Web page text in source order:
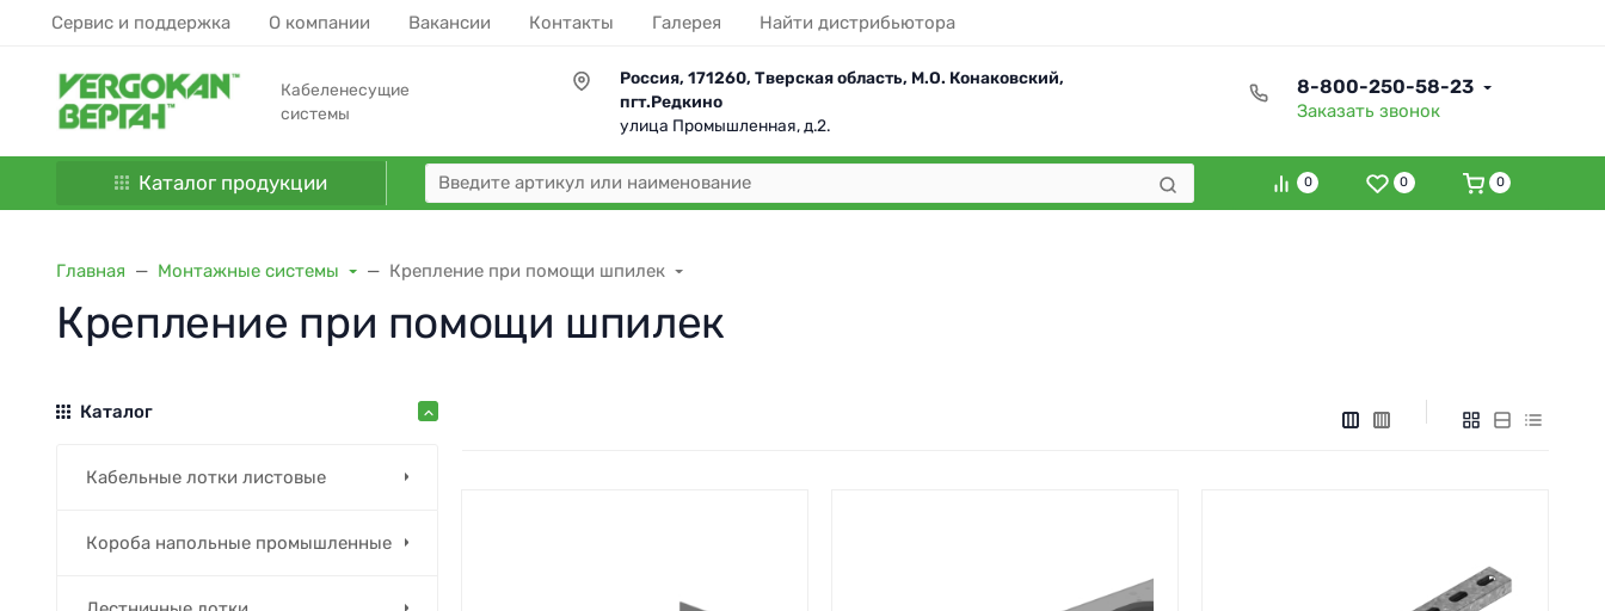
Сервис и поддержка О компании Вакансии Контакты Галерея Найти дистрибьютора
Кабеленесущие
системы
Россия, 171260, Тверская область, М.О. Конаковский,
пгт.Редкино
улица Промышленная, д.2.
8-800-250-58-23
Заказать звонок
Каталог продукции 0 0 0
Главная Монтажные системы Крепление при помощи шпилек
Крепление при помощи шпилек
Каталог
Кабельные лотки листовые
Короба напольные промышленные